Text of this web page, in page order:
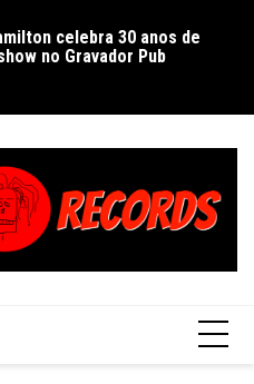
celebra 30 anos de
no Gravador Pub